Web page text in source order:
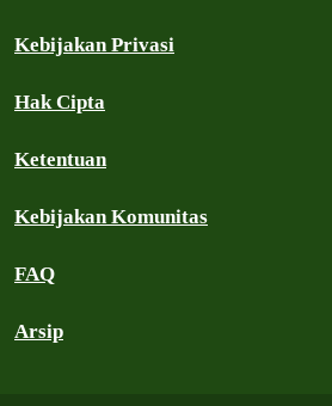
Kebijakan Privasi
Hak Cipta
Ketentuan
Kebijakan Komunitas
FAQ
Arsip